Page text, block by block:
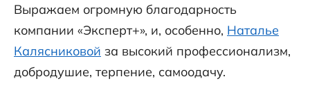
Выражаем огромную благодарность
компании «Эксперт+», и, особенно, Наталье
Калясниковой за высокий профессионализм,
добродушие, терпение, самоодачу.